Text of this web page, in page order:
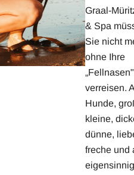
Graal-
& Spa
Sie nicht
ohne Ihre
„Fellnasen"
verreisen.
Hunde,
kleine,
dünne,
freche und